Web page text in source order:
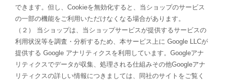
できます。但し、Cookieを無効化すると、当ショップのサービス
の一部の機能をご利用いただけなくなる場合があります。
（２） 当ショップは、当ショップサービスが提供するサービスの
利用状況等を調査・分析するため、本サービス上に Google LLCが
提供する Google アナリティクスを利用しています。Googleアナ
リティクスでデータが収集、処理される仕組みその他Googleアナ
リティクスの詳しい情報につきましては、同社のサイトをご覧く